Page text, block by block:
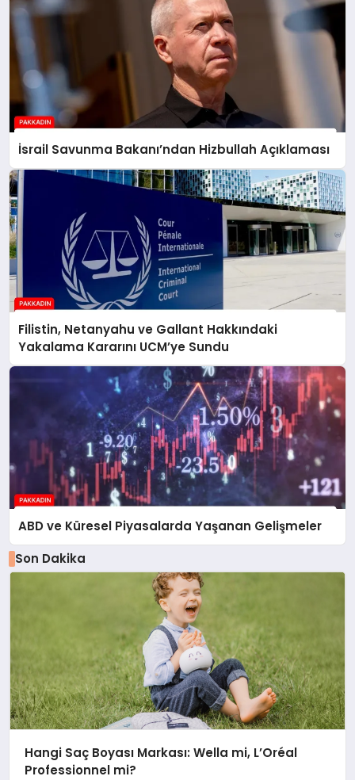
İsrail Savunma Bakanı’ndan Hizbullah Açıklaması
Filistin, Netanyahu ve Gallant Hakkındaki
Yakalama Kararını UCM’ye Sundu
ABD ve Küresel Piyasalarda Yaşanan Gelişmeler
Son Dakika
Hangi Saç Boyası Markası: Wella mi, L’Oréal
Professionnel mi?